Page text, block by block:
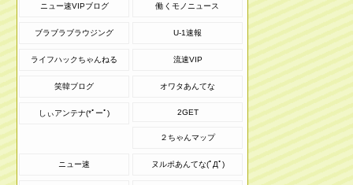
ニュー速VIPブログ 働くモノニュース
ブラブラブラウジング U-1速報
ライフハックちゃんねる 流速VIP
笑韓ブログ オワタあんてな
しぃアンテナ(*ﾟーﾟ) 2GET
２ちゃんマップ
ニュー速 ヌルポあんてな(ﾟДﾟ)